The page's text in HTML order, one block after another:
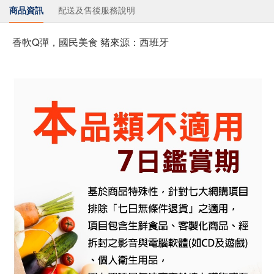
商品資訊 配送及售後服務說明
香軟Q彈，國民美食 豬來源：西班牙